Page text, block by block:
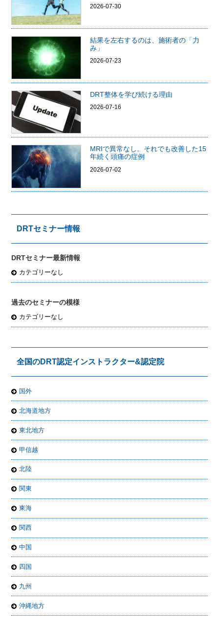
2026-07-30
結果を左右するのは、施術者の「力
み」
2026-07-23
DRT整体を学び続ける理由
2026-07-16
MRIで異常なし。それでも改善した15
年続く頭痛の症例
2026-07-02
DRTセミナー情報
DRTセミナー最新情報
カテゴリーなし
過去のセミナーの模様
カテゴリーなし
全国のDRT認定インストラクター&認定院
国外
北海道地方
東北地方
甲信越
北陸
関東
東海
関西
中国
四国
九州
沖縄地方